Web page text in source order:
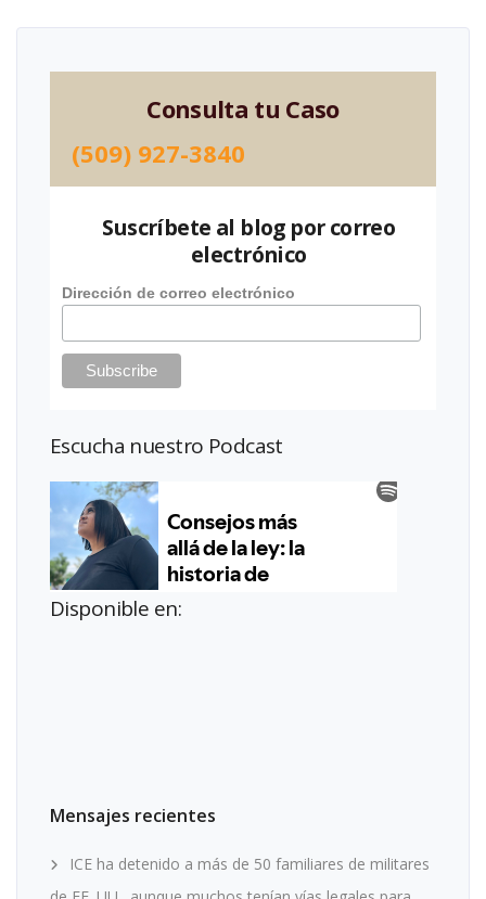
Consulta tu Caso
(509) 927-3840
Suscríbete al blog por correo
electrónico
Dirección de correo electrónico
Escucha nuestro Podcast
Disponible en:
Mensajes recientes
ICE ha detenido a más de 50 familiares de militares